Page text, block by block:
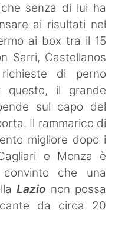
senza di lui ha
ai risultati nel
ai box tra il 15
Sarri, Castellanos
di perno
questo, il grande
sul capo del
Il rammarico di
migliore dopo i
e Monza è
che una
Lazio non possa
da circa 20